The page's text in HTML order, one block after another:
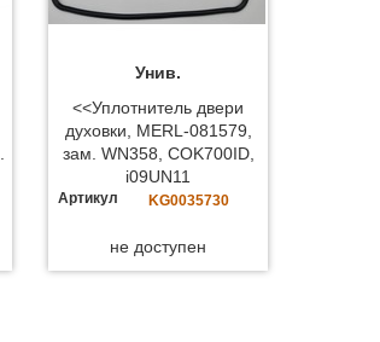
Унив.
<<Уплотнитель двери
духовки, MERL-081579,
зам. WN358, COK700ID,
i09UN11
Артикул KG0035730
не доступен